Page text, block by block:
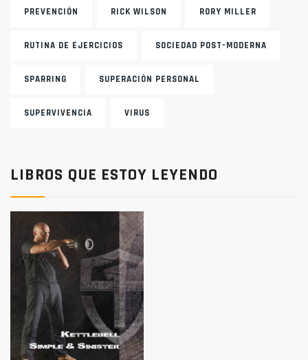
PREVENCIÓN RICK WILSON RORY MILLER
RUTINA DE EJERCICIOS SOCIEDAD POST-MODERNA
SPARRING SUPERACIÓN PERSONAL
SUPERVIVENCIA VIRUS
LIBROS QUE ESTOY LEYENDO